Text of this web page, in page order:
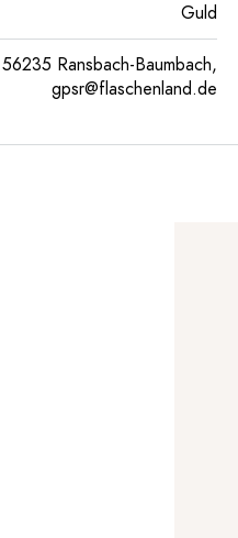
Guld
Ransbach-Baumbach,
gpsr@flaschenland.de